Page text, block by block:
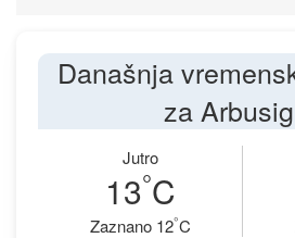
Današnja
za
Jutro
13°C
Zaznano 12°C